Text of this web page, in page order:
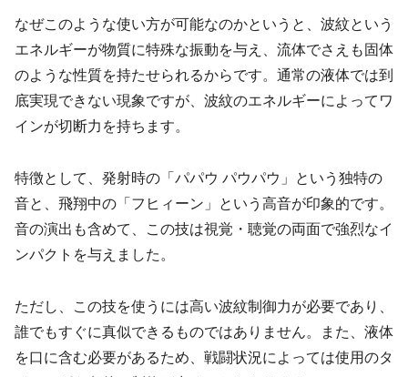
なぜこのような使い方が可能なのかというと、波紋という
エネルギーが物質に特殊な振動を与え、流体でさえも固体
のような性質を持たせられるからです。通常の液体では到
底実現できない現象ですが、波紋のエネルギーによってワ
インが切断力を持ちます。
特徴として、発射時の「パパウ パウパウ」という独特の
音と、飛翔中の「フヒィーン」という高音が印象的です。
音の演出も含めて、この技は視覚・聴覚の両面で強烈なイ
ンパクトを与えました。
ただし、この技を使うには高い波紋制御力が必要であり、
誰でもすぐに真似できるものではありません。また、液体
を口に含む必要があるため、戦闘状況によっては使用のタ